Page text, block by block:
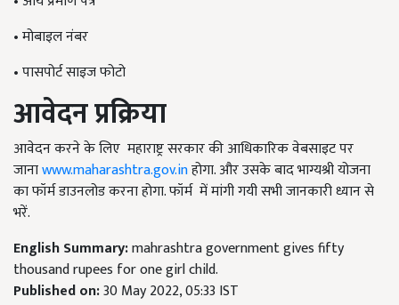
•मोबाइल नंबर
•पासपोर्ट साइज फोटो
आवेदन प्रक्रिया
आवेदन करने के लिए महाराष्ट्र सरकार की आधिकारिक वेबसाइट पर
जानाwww.maharashtra.gov.inहोगा. और उसके बाद भाग्यश्री योजना
का फॉर्म डाउनलोड करना होगा. फॉर्म में मांगी गयी सभी जानकारी ध्यान से
भरें.
English Summary:mahrashtra government gives fifty
thousand rupees for one girl child.
Published on:30 May 2022, 05:33 IST